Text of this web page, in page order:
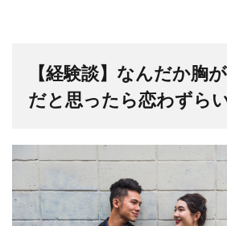
【経験談】なんだか胸
だと思ったら恋わずら